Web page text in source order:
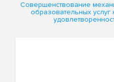
Совершенствование
образовательных